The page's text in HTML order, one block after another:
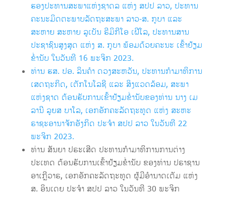
ຮອງປະທານສະພາແຫ່ງຊາດລ ແຫ່ງ ສປປ ລາວ, ປະທານ
ຄະນະມິດຕະພາບລັດຖະສະພາ ລາວ-ສ. ກູບາ ແລະ
ສະຫາຍ ສະຫາຍ ລູເບັນ ຣີມິກີໂອ ເຝີໂລ, ປະທານສານ
ປະຊາຊົນສູງສຸດ ແຫ່ງ ສ. ກູບາ ພ້ອມດ້ວຍຄະນະ ເຂົ້າຢ້ຽມ
ຂ່ຳນັບ ໃນວັນທີ 16 ພະຈິກ 2023.
ທ່ານ ຮສ. ປອ. ລິນຄຳ ດວງສະຫວັນ, ປະທານກຳມາທິການ
ເສດຖະກິດ, ເຕັກໂນໂລຊີ ແລະ ສິງແວດລ້ອມ, ສະພາ
ແຫ່ງຊາດ ຕ້ອນຮັບການເຂົ້າຢ້ຽມຂ່ຳນັບຂອງທ່ານ ນາງ ເມ
ລານີ ລູຍສ ບາໂລ, ເອກອັກຄະລັດຖະທູດ ແຫ່ງ ສະຫະ
ຣາຊະອານາຈັກອັງກິດ ປະຈຳ ສປປ ລາວ ໃນວັນທີ 22
ພະຈິກ 2023.
ທ່ານ ສັນຍາ ປຣະເສີດ ປະທານກຳມາທິການການຕ່າງ
ປະເທດ ຕ້ອນຮັບການເຂົ້າຢ້ຽມຂ່ຳນັບ ຂອງທ່ານ ປຣາຊານ
ອາເກຼີວາຣ, ເອກອັກຄະລັດຖະທູດ ຜູ້ມີອຳນາດເຕັມ ແຫ່ງ
ສ. ອິນເດຍ ປະຈຳ ສປປ ລາວ ໃນວັນທີ 30 ພະຈິກ